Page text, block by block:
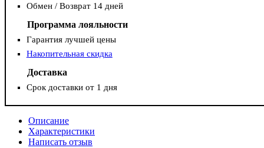
Обмен / Возврат 14 дней
Программа лояльности
Гарантия лучшей цены
Накопительная скидка
Доставка
Срок доставки от 1 дня
Описание
Характеристики
Написать отзыв